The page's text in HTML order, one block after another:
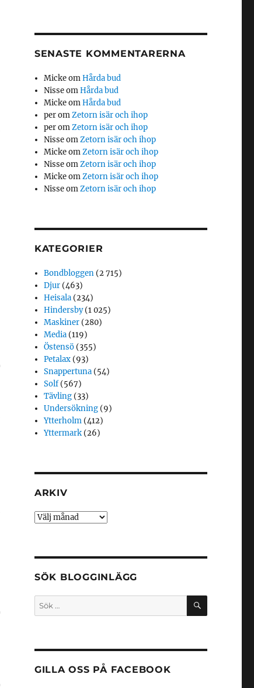
SENASTE KOMMENTARERNA
MickeomHårda bud
NisseomHårda bud
MickeomHårda bud
peromZetorn isär och ihop
peromZetorn isär och ihop
NisseomZetorn isär och ihop
MickeomZetorn isär och ihop
NisseomZetorn isär och ihop
MickeomZetorn isär och ihop
NisseomZetorn isär och ihop
KATEGORIER
Bondbloggen (2 715)
Djur (463)
Heisala (234)
Hindersby(1 025)
Maskiner (280)
Media (119)
Östensö (355)
Petalax (93)
Snappertuna (54)
Solf(567)
Tävling (33)
Undersökning (9)
Ytterholm (412)
Yttermark (26)
ARKIV
Arkiv
SÖK BLOGGINLÄGG
Sök
efter:
SÖK
GILLA OSS PÅ FACEBOOK